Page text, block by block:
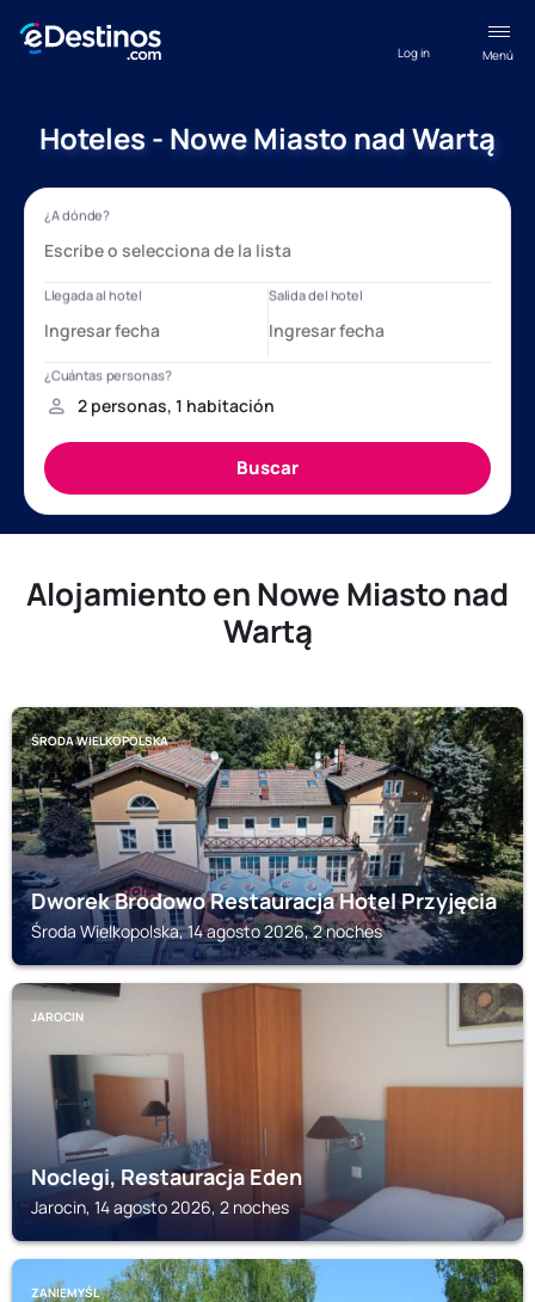
Menú
Log in
Hoteles - Nowe Miasto nad Wartą
Alojamiento en Nowe Miasto nad
Wartą
ŚRODA WIELKOPOLSKA
Dworek Brodowo Restauracja Hotel Przyjęcia
Środa Wielkopolska, 14 agosto 2026, 2 noches
JAROCIN
Noclegi, Restauracja Eden
Jarocin, 14 agosto 2026, 2 noches
ZANIEMYŚL